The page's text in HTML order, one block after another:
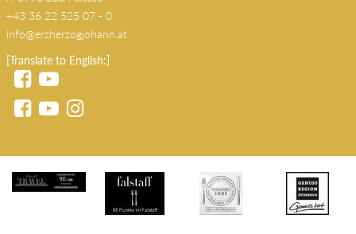
Spa Hotel Erzherzog Johann
Kurhausplatz 62
A-8990 Bad Aussee
+43 36 22 525 07 - 0
info@erzherzogjohann.at
[Translate to English:]